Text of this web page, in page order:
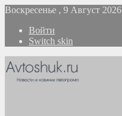
Воскресенье , 9 Август 2026
Войти
Switch skin